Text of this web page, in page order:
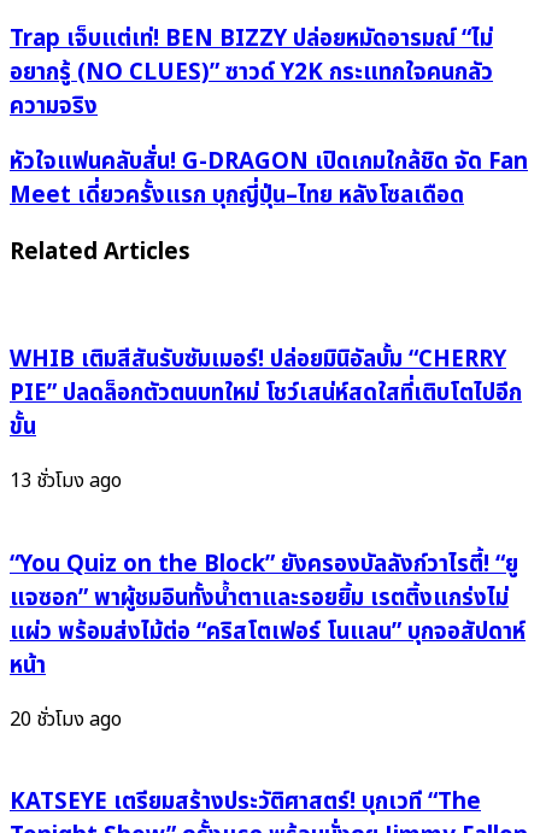
Trap
เจ็บ
เท่!
BEN
BIZZY
ปล่อย
หมัด
อารมณ์
รู้
(NO
CLUES)”
ซาวด์
Y2K
คน
ความ
จริง
Trap เจ็บแต่เท่! BEN BIZZY ปล่อยหมัดอารมณ์ “ไม่
อยากรู้ (NO CLUES)” ซาวด์ Y2K กระแทกใจคนกลัว
ความจริง
หัวใจ
แฟน
สั่น!
เกม
ใกล้
ชิด
Fan
ครั้ง
แรก
บุก
ญี่ปุ่น–
ไทย
หลัง
หัวใจแฟนคลับสั่น! G-DRAGON เปิดเกมใกล้ชิด จัด Fan
Meet เดี่ยวครั้งแรก บุกญี่ปุ่น–ไทย หลังโซลเดือด
Related Articles
WHIB เติมสีสันรับซัมเมอร์! ปล่อยมินิอัลบั้ม “CHERRY
PIE” ปลดล็อกตัวตนบทใหม่ โชว์เสน่ห์สดใสที่เติบโตไปอีก
ขั้น
13 ชั่วโมง ago
“You Quiz on the Block” ยังครองบัลลังก์วาไรตี้! “ยู
แจซอก” พาผู้ชมอินทั้งน้ำตาและรอยยิ้ม เรตติ้งแกร่งไม่
แผ่ว พร้อมส่งไม้ต่อ “คริสโตเฟอร์ โนแลน” บุกจอสัปดาห์
หน้า
20 ชั่วโมง ago
KATSEYE เตรียมสร้างประวัติศาสตร์! บุกเวที “The